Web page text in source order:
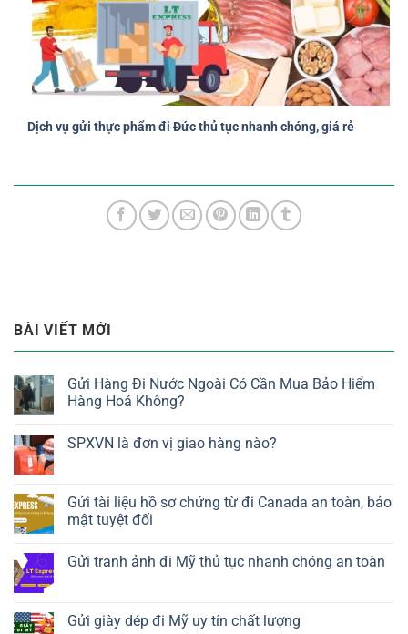
Dịch vụ gửi thực phẩm đi Đức thủ tục nhanh chóng, giá rẻ
BÀI VIẾT MỚI
Gửi Hàng Đi Nước Ngoài Có Cần Mua Bảo Hiểm
Hàng Hoá Không?
SPXVN là đơn vị giao hàng nào?
Gửi tài liệu hồ sơ chứng từ đi Canada an toàn, bảo
mật tuyệt đối
Gửi tranh ảnh đi Mỹ thủ tục nhanh chóng an toàn
Gửi giày dép đi Mỹ uy tín chất lượng